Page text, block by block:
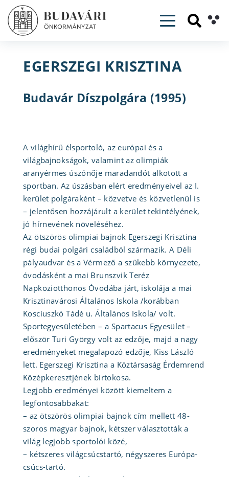
Toggle
EGERSZEGI KRISZTINA
Budavár Díszpolgára (1995)
A világhírű élsportoló, az európai és a
világbajnokságok, valamint az olimpiák
aranyérmes úszónője maradandót alkotott a
sportban. Az úszásban elért eredményeivel az I.
kerület polgáraként – közvetve és közvetlenül is
– jelentősen hozzájárult a kerület tekintélyének,
jó hírnevének növeléséhez.
Az ötszörös olimpiai bajnok Egerszegi Krisztina
régi budai polgári családból származik. A Déli
pályaudvar és a Vérmező a szűkebb környezete,
óvodásként a mai Brunszvik Teréz
Napköziotthonos Óvodába járt, iskolája a mai
Krisztinavárosi Általános Iskola /korábban
Kosciuszkó Tádé u. Általános Iskola/ volt.
Sportegyesületében – a Spartacus Egyesület –
először Turi György volt az edzője, majd a nagy
eredményeket megalapozó edzője, Kiss László
lett. Egerszegi Krisztina a Köztársaság Érdemrend
Középkeresztjének birtokosa.
Legjobb eredményei között kiemeltem a
legfontosabbakat:
– az ötszörös olimpiai bajnok cím mellett 48-
szoros magyar bajnok, kétszer választották a
világ legjobb sportolói közé,
– kétszeres világcsúcstartó, négyszeres Európa-
csúcs-tartó.